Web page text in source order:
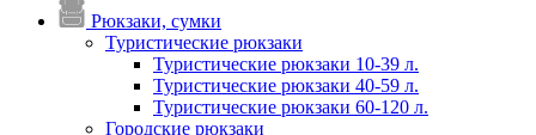
Рюкзаки, сумки
Туристические рюкзаки
Туристические рюкзаки 10-39 л.
Туристические рюкзаки 40-59 л.
Туристические рюкзаки 60-120 л.
Городские рюкзаки